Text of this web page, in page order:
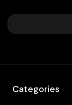
Categories